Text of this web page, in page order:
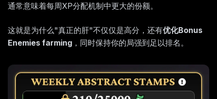
通常意味着每周XP分配机制中更大的份额。
这就是为什么"真正的肝"不仅仅是高分，还有优化Bonus
Enemies farming ，同时保持你的局强到足以排名。